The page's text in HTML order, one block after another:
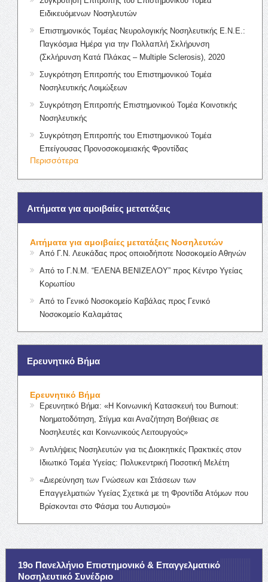
Ειδικευόμενων Νοσηλευτών
Επιστημονικός Τομέας Νευρολογικής Νοσηλευτικής Ε.Ν.Ε.:
Παγκόσμια Ημέρα για την Πολλαπλή Σκλήρυνση
(Σκλήρυνση Κατά Πλάκας – Multiple Sclerosis), 2020
Συγκρότηση Επιτροπής του Επιστημονικού Τομέα
Νοσηλευτικής Λοιμώξεων
Συγκρότηση Επιτροπής Επιστημονικού Τομέα Κοινοτικής
Νοσηλευτικής
Συγκρότηση Επιτροπής του Επιστημονικού Τομέα
Επείγουσας Προνοσοκομειακής Φροντίδας
Περισσότερα
Αιτήματα για αμοιβαίες μετατάξεις
Αιτήματα για αμοιβαίες μετατάξεις Νοσηλευτών
Από Γ.Ν. Λευκάδας προς οποιοδήποτε Νοσοκομείο Αθηνών
Από το Γ.Ν.Μ. “ΕΛΕΝΑ ΒΕΝΙΖΕΛΟΥ” προς Κέντρο Υγείας
Κορωπίου
Από το Γενικό Νοσοκομείο Καβάλας προς Γενικό
Νοσοκομείο Καλαμάτας
Ερευνητικό Βήμα
Ερευνητικό Βήμα
Ερευνητικό Βήμα: «Η Κοινωνική Κατασκευή του Burnout:
Νοηματοδότηση, Στίγμα και Αναζήτηση Βοήθειας σε
Νοσηλευτές και Κοινωνικούς Λειτουργούς»
Αντιλήψεις Νοσηλευτών για τις Διοικητικές Πρακτικές στον
Ιδιωτικό Τομέα Υγείας: Πολυκεντρική Ποσοτική Μελέτη
«Διερεύνηση των Γνώσεων και Στάσεων των
Επαγγελματιών Υγείας Σχετικά με τη Φροντίδα Ατόμων που
Βρίσκονται στο Φάσμα του Αυτισμού»
19ο Πανελλήνιο Επιστημονικό & Επαγγελματικό
Νοσηλευτικό Συνέδριο